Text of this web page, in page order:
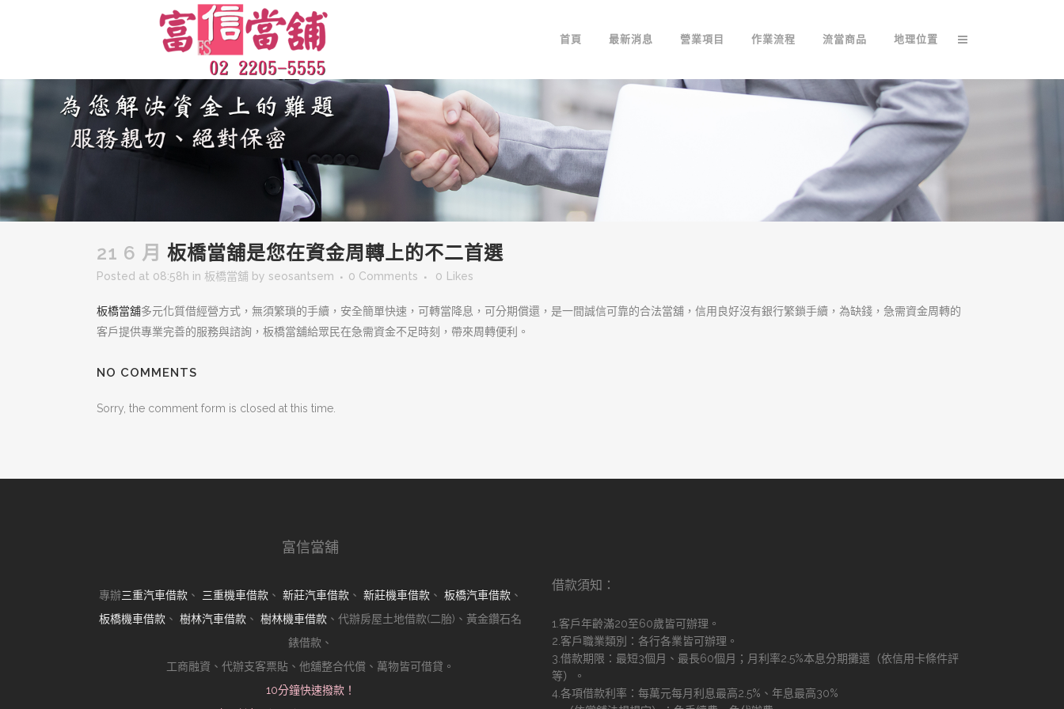
首頁 最新消息 營業項目 作業流程 流當商品 地理位置
21 6 月 板橋當舖是您在資金周轉上的不二首選
Posted at 08:58h in 板橋當舖 by seosantsem 0 Comments 0 Likes
板橋當舖多元化質借經營方式，無須繁瑣的手續，安全簡單快速，可轉當降息，可分期償還，是一間誠信可靠的合法當舖，信用良好沒有銀行繁鎖手續，為缺錢，急需資金周轉的
客戶提供專業完善的服務與諮詢，板橋當舖給眾民在急需資金不足時刻，帶來周轉便利。
NO COMMENTS
Sorry, the comment form is closed at this time.
富信當舖
專辦三重汽車借款 、 三重機車借款 、 新莊汽車借款 、 新莊機車借款 、 板橋汽車借款 、
板橋機車借款 、 樹林汽車借款 、 樹林機車借款 、代辦房屋土地借款(二胎)、黃金鑽石名
錶借款、
工商融資、代辦支客票貼、他舖整合代償、萬物皆可借貸。
10分鐘快速撥款！
借款須知：
1.客戶年齡滿20至60歲皆可辦理。
2.客戶職業類別：各行各業皆可辦理。
3.借款期限：最短3個月、最長60個月；月利率2.5%本息分期攤還（依信用卡條件評
等）。
4.各項借款利率：每萬元每月利息最高2.5%、年息最高30%